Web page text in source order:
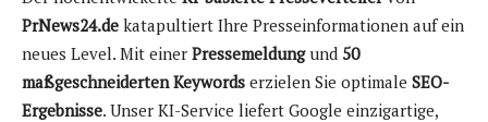
PrNews24.de katapultiert Ihre Presseinformationen auf ein
neues Level. Mit einer Pressemeldungund 50
maßgeschneiderten Keywords erzielen Sie optimale SEO-
Ergebnisse. Unser KI-Service liefert Google einzigartige,